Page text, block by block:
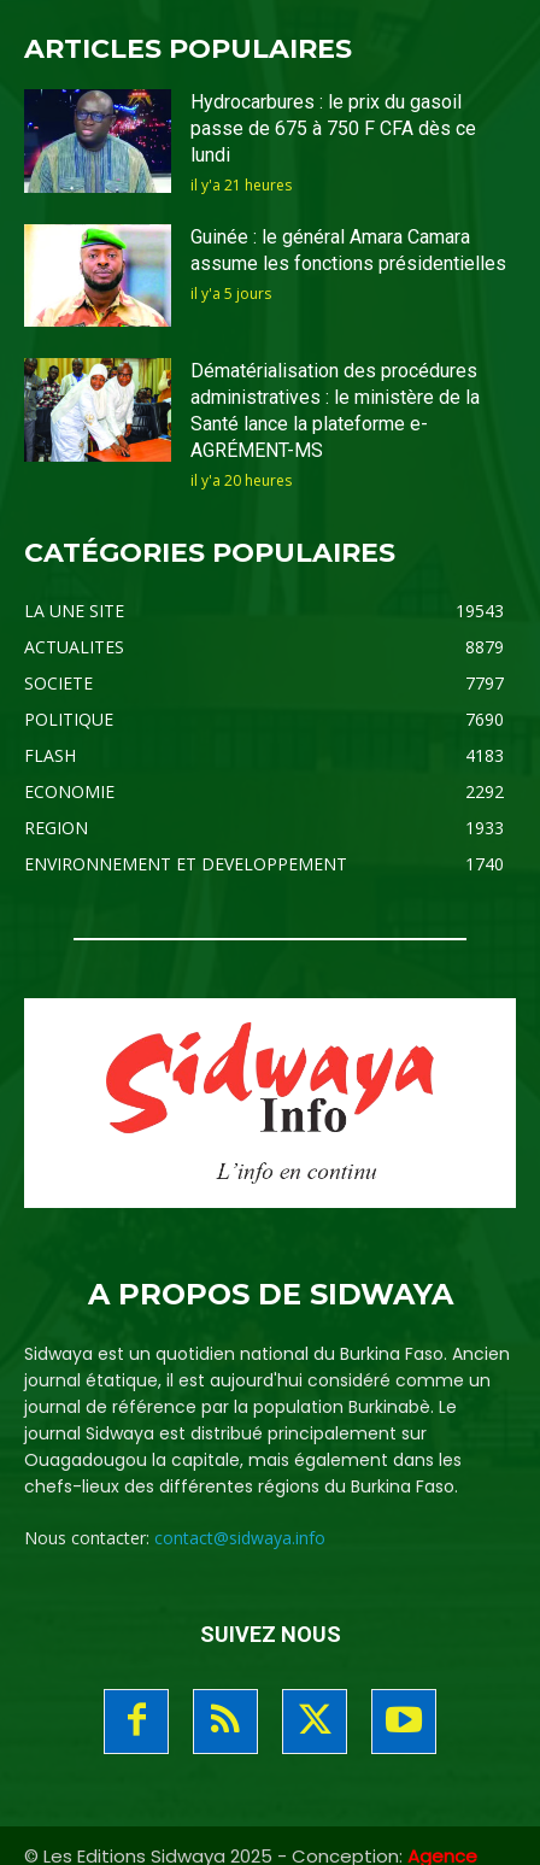
ARTICLES POPULAIRES
Hydrocarbures : le prix du gasoil
passe de 675 à 750 F CFA dès ce
lundi
il y'a 21 heures
Guinée : le général Amara Camara
assume les fonctions présidentielles
il y'a 5 jours
Dématérialisation des procédures
administratives : le ministère de la
Santé lance la plateforme e-
AGRÉMENT-MS
il y'a 20 heures
CATÉGORIES POPULAIRES
LA UNE SITE
19543
ACTUALITES
8879
SOCIETE
7797
POLITIQUE
7690
FLASH
4183
ECONOMIE
2292
REGION
1933
ENVIRONNEMENT ET DEVELOPPEMENT
1740
A PROPOS DE SIDWAYA
Sidwaya est un quotidien national du Burkina Faso. Ancien
journal étatique, il est aujourd'hui considéré comme un
journal de référence par la population Burkinabè. Le
journal Sidwaya est distribué principalement sur
Ouagadougou la capitale, mais également dans les
chefs-lieux des différentes régions du Burkina Faso.
Nous contacter: contact@sidwaya.info
SUIVEZ NOUS
© Les Editions Sidwaya 2025 - Conception: Agence